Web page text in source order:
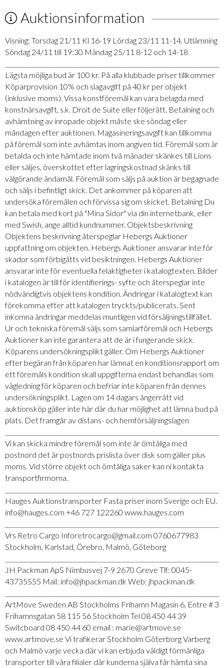
Auktionsinformation
Visning: Torsdag 21/11 Kl 16-19 Lördag 23/11 11-14. Utlämning
Söndag 24/11 till 19:30 Måndag 25/11 8-12 och 14-18
Lägsta möjliga bud är 100 kr. På alla klubbade priser tillkommer
Köparprovision 10% och slagavgift på 40 kr per objekt
(inklusive moms). Vissa konstföremål kan vara belagda med
konstnärsavgift, s.k. Droit de Suite eller följerätt. Betalning och
avhämtning av inropade objekt måste ske söndag eller
måndagen efter auktionen. Magasineringsavgift kan tillkomma
på föremål som inte avhämtas inom angiven tid. Föremål som är
betalda och inte hämtade inom två månader skänkes till Lions
eller säljes, överskottet efter lagringskostnad skänks till
välgörande ändamål. Föremål som säljs på auktion är begagnade
och säljs i befintligt skick. Det ankommer på köparen att
undersöka föremålen och förvissa sig om skicket. Betalning Du
kan betala med kort på "Mina Sidor" via din internetbank, eller
med Swish, ange alltid kundnummer. Objektsbeskrivning
Objektens beskrivning återspeglar Hebergs Auktioner
uppfattning om objekten. Hebergs Auktioner ansvarar inte för
skador som förbigåtts vid besiktningen. Hebergs Auktioner
ansvarar inte för eventuella felaktigheter i katalogtexten. Bilder
i katalogen är till för identifierings- syfte och återspeglar inte
nödvändigtvis objektens kondition. Ändringar i katalogtext kan
förekomma efter att katalogen tryckts/publicerats. Sent
inkomna ändringar meddelas muntligen vid försäljningstillfället.
Ur och tekniska föremål säljs som samlarföremål och Hebergs
Auktioner kan inte garantera att de är i fungerande skick.
Köparens undersökningsplikt gäller. Om Hebergs Auktioner
efter begäran från köparen har lämnat en konditionsrapport om
ett föremåls kondition skall uppgifterna endast behandlas som
vägledning för köparen och befriar inte köparen från dennes
undersökningsplikt. Lagen om 14 dagars ångerrätt vid
auktionsköp gäller inte här där du har möjlighet att lämna bud på
plats. Det framgår av distans- och hemförsäljningslagen
Vi kan skicka mindre föremål som inte är ömtåliga med
postnord det är postnords prislista över disk som gäller plus
moms. Vid större objekt och ömtåliga saker kan ni kontakta
transportfirmorna.
Hauges Auktionstransporter Fasta priser inom Sverige och EU.
info@hauges.com +46 727 122260 www.hauges.com
Vrs Retro Cargo Inforetrocargo@gmail.com 0760677983
Stockholm, Karlstad, Örebro, Malmö, Göteborg
JH Packman ApS Nimbusvej 7-9 2670 Greve Tlf: 0045-
43735555 Mail: info@jhpackman.dk Web: jhpackman.dk
ArtMove Sweden AB Stockholms Frihamn Magasin 6, Entre # 3
Frihamnsgatan 58 115 56 Stockholm Tel 08 450 44 39
Switcboard 08 450 44 60 email : marie@artmove.se
www.artmove.se Vi trafikerar Stockholm Göterborg Varberg
och Malmö varje vecka där vi kan erbjuda väldigt förmånliga
transporter till våra filialer där kunderna själva får hämta sina